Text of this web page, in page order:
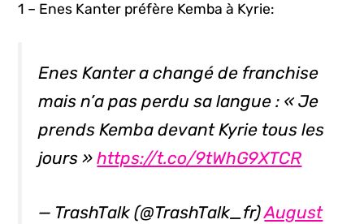
1 – Enes Kanter préfère Kemba à Kyrie:
Enes Kanter a changé de franchise
mais n’a pas perdu sa langue : « Je
prends Kemba devant Kyrie tous les
jours »https://t.co/9tWhG9XTCR
— TrashTalk (@TrashTalk_fr)August